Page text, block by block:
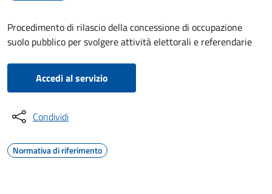
Procedimento di rilascio della concessione di occupazione
suolo pubblico per svolgere attività elettorali e referendarie
Accedi al servizio
Condividi
Normativa di riferimento